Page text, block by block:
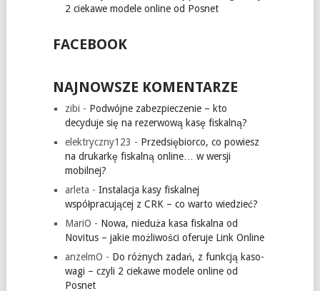
2 ciekawe modele online od Posnet
FACEBOOK
NAJNOWSZE KOMENTARZE
zibi - Podwójne zabezpieczenie – kto
decyduje się na rezerwową kasę fiskalną?
elektryczny123 - Przedsiębiorco, co powiesz
na drukarkę fiskalną online… w wersji
mobilnej?
arleta - Instalacja kasy fiskalnej
współpracującej z CRK – co warto wiedzieć?
MariO - Nowa, nieduża kasa fiskalna od
Novitus – jakie możliwości oferuje Link Online
anzelmO - Do różnych zadań, z funkcją kaso-
wagi – czyli 2 ciekawe modele online od
Posnet